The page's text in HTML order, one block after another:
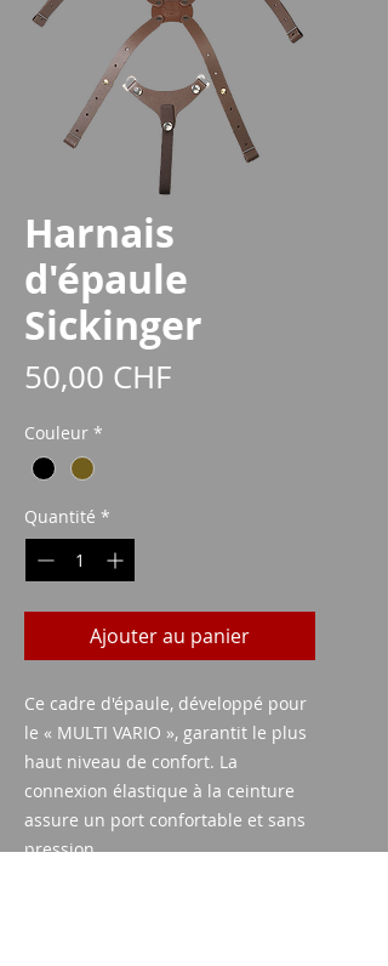
Harnais
d'épaule
Sickinger
50,00 CHFPrix
Couleur *
Quantité *
Ajouter au panier
Ce cadre d'épaule, développé pour
le « MULTI VARIO », garantit le plus
haut niveau de confort. La
connexion élastique à la ceinture
assure un port confortable et sans
pression.